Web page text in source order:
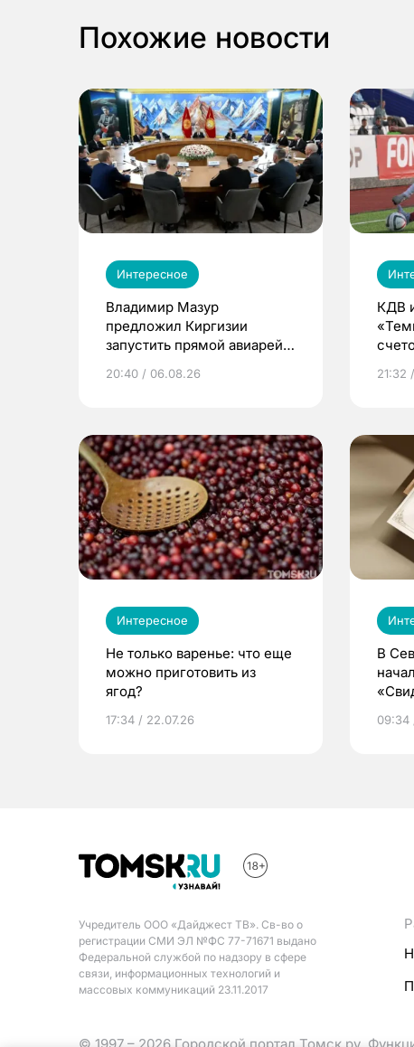
Похожие новости
Интересное
Владимир Мазур
предложил Киргизии
запустить прямой авиарейс
20:40 / 06.08.26
КДВ
21:32
Интересное
Не только варенье: что еще
можно приготовить из
ягод?
17:34 / 22.07.26
В
09:34
Учредитель ООО «Дайджест ТВ». Св-во о
регистрации СМИ ЭЛ №ФС 77-71671 выдано
Федеральной службой по надзору в сфере
связи, информационных технологий и
массовых коммуникаций 23.11.2017